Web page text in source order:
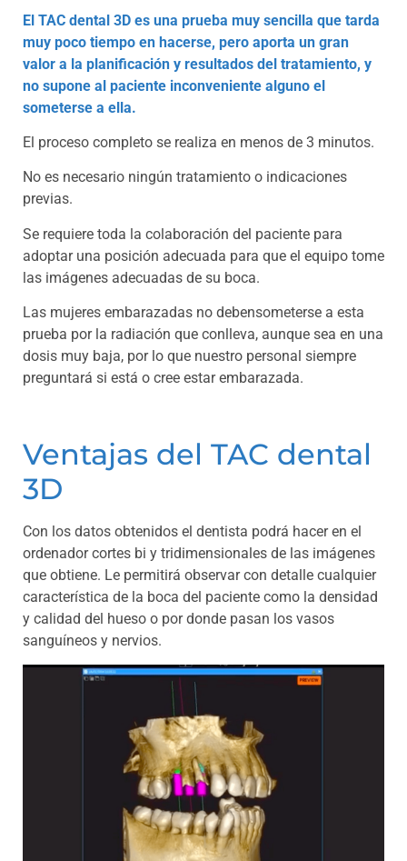
El TAC dental 3D es una prueba muy sencilla que tarda
muy poco tiempo en hacerse, pero aporta un gran
valor a la planificación y resultados del tratamiento, y
no supone al paciente inconveniente alguno el
someterse a ella.
El proceso completo se realiza en menos de 3 minutos.
No es necesario ningún tratamiento o indicaciones
previas.
Se requiere toda la colaboración del paciente para
adoptar una posición adecuada para que el equipo tome
las imágenes adecuadas de su boca.
Las mujeres embarazadas no debensometerse a esta
prueba por la radiación que conlleva, aunque sea en una
dosis muy baja, por lo que nuestro personal siempre
preguntará si está o cree estar embarazada.
Ventajas del TAC dental
3D
Con los datos obtenidos el dentista podrá hacer en el
ordenador cortes bi y tridimensionales de las imágenes
que obtiene. Le permitirá observar con detalle cualquier
característica de la boca del paciente como la densidad
y calidad del hueso o por donde pasan los vasos
sanguíneos y nervios.